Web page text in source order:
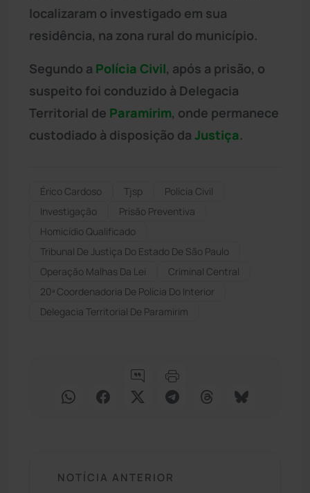
localizaram o investigado em sua
residência, na zona rural do município.
Segundo a Polícia Civil, após a prisão, o
suspeito foi conduzido à Delegacia
Territorial de Paramirim, onde permanece
custodiado à disposição da Justiça.
Érico Cardoso Tjsp
Polícia Civil
Investigação
Prisão Preventiva
Homicídio Qualificado
Tribunal De Justiça Do Estado De São Paulo
Operação Malhas Da Lei
Criminal Central
20ª Coordenadoria De Polícia Do Interior
Delegacia Territorial De Paramirim
NOTÍCIA ANTERIOR